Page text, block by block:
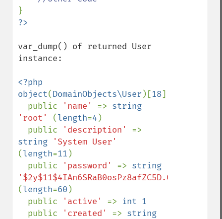
var_dump() of returned User
instance:
<?php
object(DomainObjects\User )[18]
  public
'name' =>
'root' (length=4 )
  public
'description'
string
(length=11 )
  public
'password' =>
(length=60 )
  public
'active' => int 1
public
'created' =>